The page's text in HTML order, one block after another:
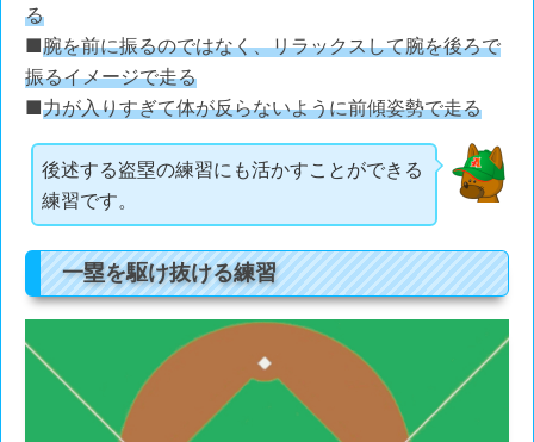
る
■腕を前に振るのではなく、リラックスして腕を後ろで
振るイメージで走る
■力が入りすぎて体が反らないように前傾姿勢で走る
後述する盗塁の練習にも活かすことができる
練習です。
一塁を駆け抜ける練習